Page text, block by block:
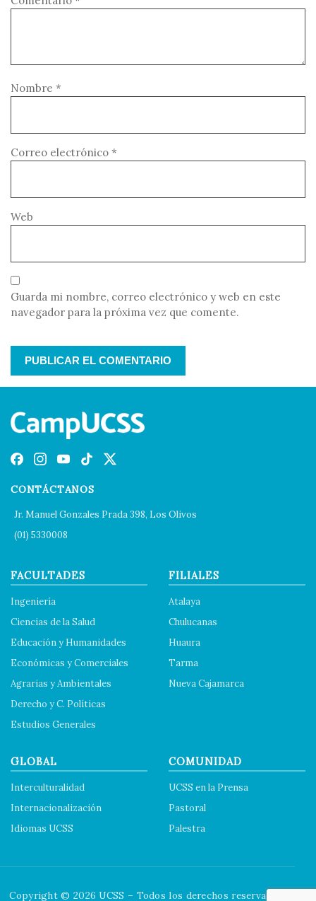
Nombre *
Correo electrónico *
Web
Guarda mi nombre, correo electrónico y web en este
navegador para la próxima vez que comente.
CONTÁCTANOS
Jr. Manuel Gonzales Prada 398, Los Olivos
(01) 5330008
FACULTADES
Ingeniería
Ciencias de la Salud
Educación y Humanidades
Económicas y Comerciales
Agrarias y Ambientales
Derecho y C. Políticas
Estudios Generales
FILIALES
Atalaya
Chulucanas
Huaura
Tarma
Nueva Cajamarca
GLOBAL
Interculturalidad
Internacionalización
Idiomas UCSS
COMUNIDAD
UCSS en la Prensa
Pastoral
Palestra
Copyright © 2026 UCSS – Todos los derechos reservados.